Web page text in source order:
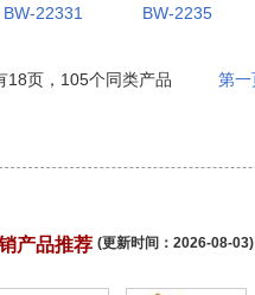
产品推荐 (更新时间： 2026-08-03)